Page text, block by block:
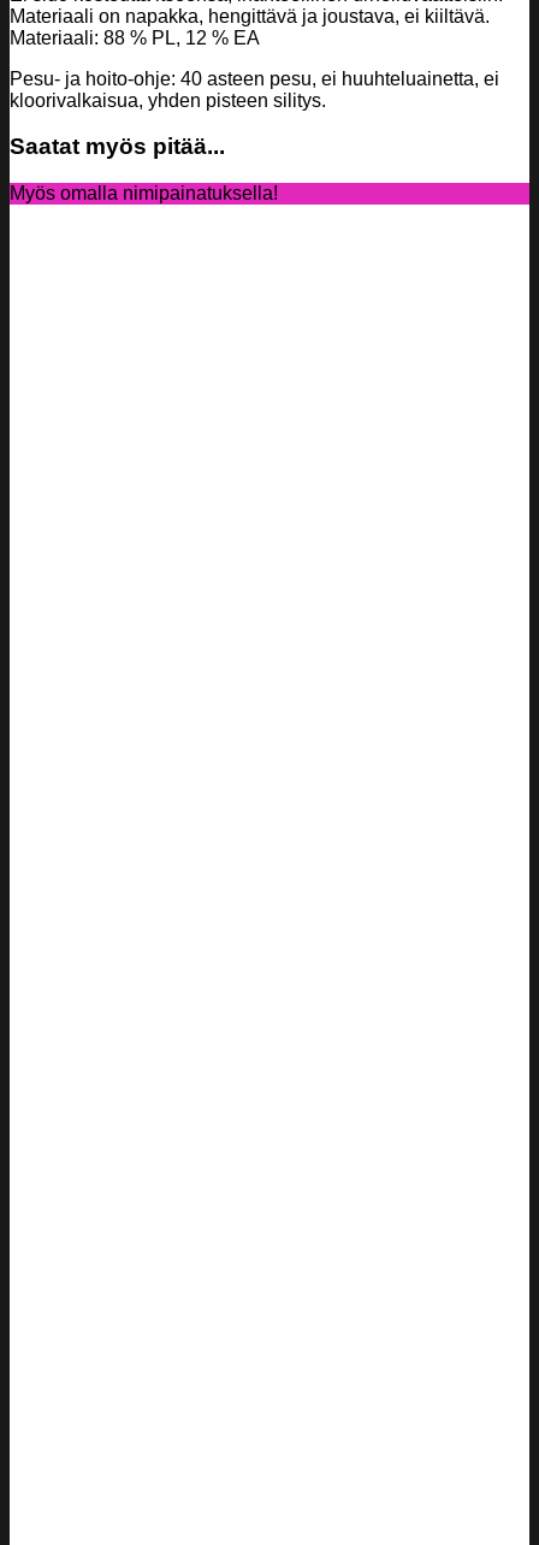
Materiaali on napakka, hengittävä ja joustava, ei kiiltävä.
Materiaali: 88 % PL, 12 % EA
Pesu- ja hoito-ohje: 40 asteen pesu, ei huuhteluainetta, ei
kloorivalkaisua, yhden pisteen silitys.
Saatat myös pitää...
Myös omalla nimipainatuksella!